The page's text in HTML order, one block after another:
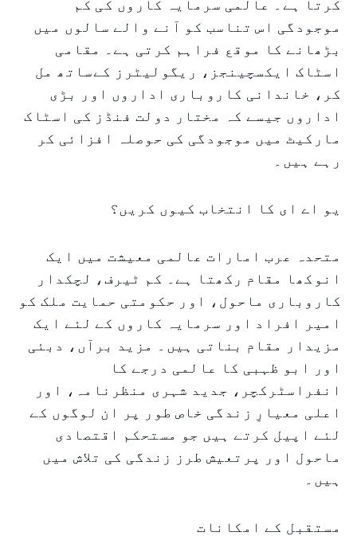
کرتا ہے۔ عالمی سرمایہ کاروں کی کم
موجودگی اس تناسب کو آنے والے سالوں میں
بڑھانے کا موقع فراہم کرتی ہے۔ مقامی
اسٹاک ایکسچینجز، ریگولیٹرز کےساتھ مل
کر، خاندانی کاروباری اداروں اور بڑی
اداروں جیسے کہ مختار دولت فنڈز کی اسٹاک
مارکیٹ میں موجودگی کی حوصلہ افزائی کر
رہے ہیں۔
یو اے ای کا انتخاب کیوں کریں؟
متحدہ عرب امارات عالمی معیشت میں ایک
انوکھا مقام رکھتا ہے۔ کم ٹیرف، لچکدار
کاروباری ماحول، اور حکومتی حمایت ملک کو
امیر افراد اور سرمایہ کاروں کے لئے ایک
مزیدار مقام بناتی ہیں۔ مزید برآں، دبئی
اور ابو ظہبی کا عالمی درجے کا
انفراسٹرکچر، جدید شہری منظرنامہ، اور
اعلی معیارِ زندگی خاص طور پر ان لوگوں کے
لئے اپیل کرتے ہیں جو مستحکم اقتصادی
ماحول اور پرتعیش طرز زندگی کی تلاش میں
ہیں۔
مستقبل کے امکانات